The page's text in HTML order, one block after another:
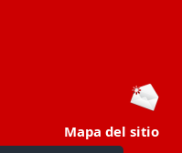
Mapa del sitio